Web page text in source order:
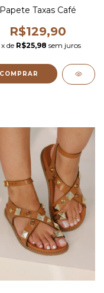
Papete Taxas Café
R$129,90
x de R$25,98 sem juros
COMPRAR